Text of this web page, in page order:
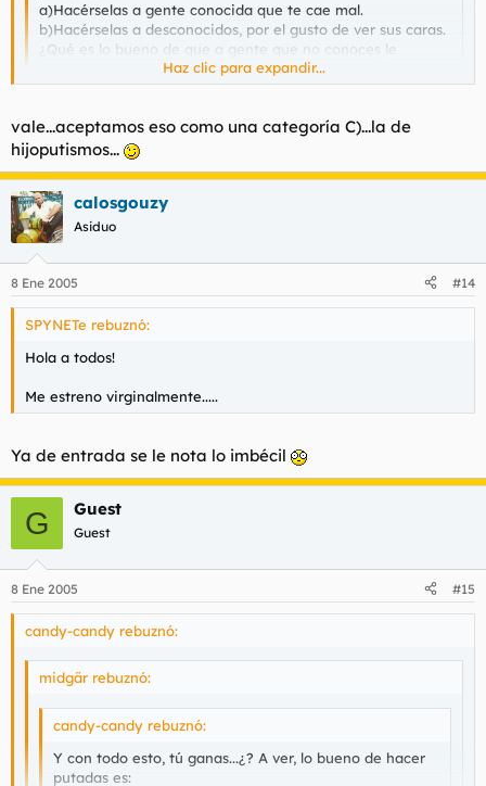
a)Hacérselas a gente conocida que te cae mal.
b)Hacérselas a desconocidos, por el gusto de ver sus caras.
¿Qué es lo bueno de que a gente que no conoces le
manden mails de los que tú no te vas a enterar?
Haz clic para expandir...
es curioso, yo siempre hago putadas a mis amigos, a la gente
que me cae bien en general, la gente que por algún motivo
extraño me cae mal la tiendo a ignorar
Haz clic para expandir...
vale...aceptamos eso como una categoría C)...la de
hijoputismos...
calosgouzy
Asiduo
8 Ene 2005 #14
SPYNETe rebuznó:
Hola a todos!
Me estreno virginalmente.....
Ya de entrada se le nota lo imbécil
G Guest
Guest
8 Ene 2005 #15
candy-candy rebuznó:
midgär rebuznó:
candy-candy rebuznó:
Y con todo esto, tú ganas...¿? A ver, lo bueno de hacer
putadas es: